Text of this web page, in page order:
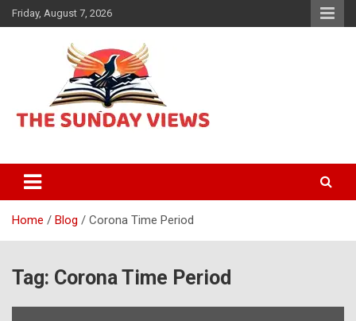
Skip
to
Friday, August 7, 2026
The Sunday views
Home Blog Corona Time Period
Tag: Corona Time Period